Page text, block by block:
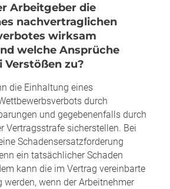
Arbeitgeber die
nachvertraglichen
wirksam
welche Ansprüche
Verstößen zu?
die Einhaltung eines
durch
und gegebenenfalls durch
Vertragsstrafe sicherstellen. Bei
Schadensersatzforderung
ein tatsächlicher Schaden
kann die im Vertrag vereinbarte
wenn der Arbeitnehmer